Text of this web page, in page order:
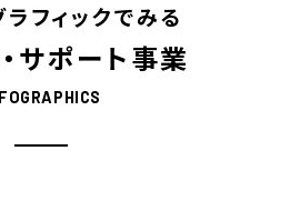
フィックでみる
サポート事業